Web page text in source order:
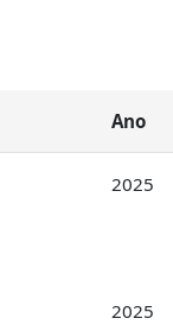
Ano
2025
2025